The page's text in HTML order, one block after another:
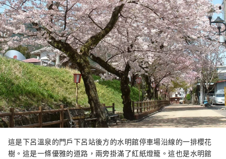
這是下呂溫泉的門戶下呂站後方的水明館停車場沿線的一排櫻花
樹。這是一條優雅的道路，兩旁掛滿了紅紙燈籠。這也是水明館